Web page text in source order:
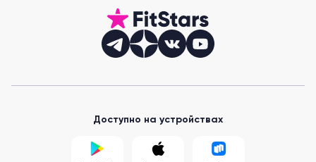
Доступно на устройствах